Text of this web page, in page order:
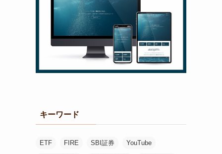
キーワード
ETF FIRE SBI証券 YouTube